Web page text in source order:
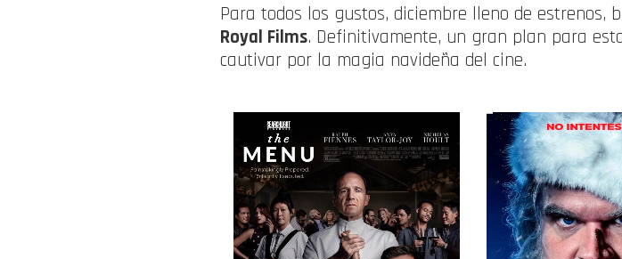
Para todos los gustos, diciembre lleno de
Royal Films. Definitivamente, un gran plan para
cautivar por la magia navideña del cine.